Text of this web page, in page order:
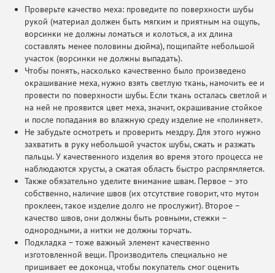
Проверьте качество меха: проведите по поверхности шубы
рукой (материал должен быть мягким и приятным на ощупь,
ворсинки не должны ломаться и колоться, а их длина
составлять менее половины дюйма), пощипайте небольшой
участок (ворсинки не должны выпадать).
Чтобы понять, насколько качественно было произведено
окрашивание меха, нужно взять светлую ткань, намочить ее и
провести по поверхности шубы. Если ткань осталась светлой и
на ней не проявится цвет меха, значит, окрашивание стойкое
и после попадания во влажную среду изделие не «полиняет».
Не забудьте осмотреть и проверить мездру. Для этого нужно
захватить в руку небольшой участок шубы, сжать и разжать
пальцы. У качественного изделия во время этого процесса не
наблюдаются хрусты, а сжатая область быстро распрямляется.
Также обязательно уделите внимание швам. Первое – это
собственно, наличие швов (их отсутствие говорит, что мутон
проклеен, такое изделие долго не прослужит). Второе –
качество швов, они должны быть ровными, стежки –
однородными, а нитки не должны торчать.
Подкладка – тоже важный элемент качественно
изготовленной вещи. Производитель специально не
пришивает ее доконца, чтобы покупатель смог оценить